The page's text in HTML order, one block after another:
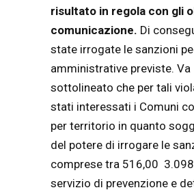
risultato in regola con gli
comunicazione. Di
state irrogate le sanzioni
amministrative previste. Va
sottolineato che per tali
stati interessati i Comuni
per territorio in quanto
del potere di irrogare le
comprese tra 516,00
servizio di prevenzione e